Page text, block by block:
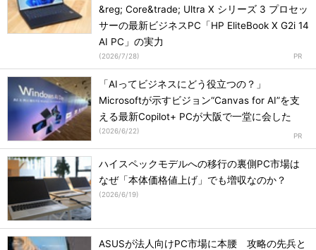
&reg; Core&trade; Ultra X シリーズ 3 プロセッ
サーの最新ビジネスPC「HP EliteBook X G2i 14
AI PC」の実力
(2026/7/28)
「AIってビジネスにどう役立つの？」
Microsoftが示すビジョン“Canvas for AI”を支
える最新Copilot+ PCが大阪で一堂に会した
(2026/6/22)
ハイスペックモデルへの移行の裏側PC市場は
なぜ「本体価格値上げ」でも増収なのか？
(2026/6/19)
ASUSが法人向けPC市場に本腰 攻略の先兵と